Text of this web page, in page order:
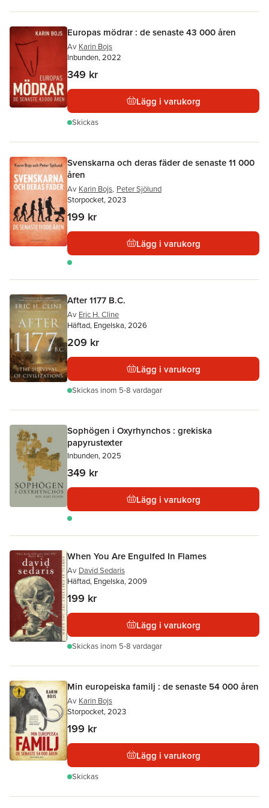
Europas mödrar : de senaste 43 000 åren
Av Karin Bojs
Inbunden, 2022
349 kr
Lägg i varukorg
Skickas
Svenskarna och deras fäder de senaste 11 000
åren
Av Karin Bojs, Peter Sjölund
Storpocket, 2023
199 kr
Lägg i varukorg
After 1177 B.C.
Av Eric H. Cline
Häftad, Engelska, 2026
209 kr
Lägg i varukorg
Skickas inom 5-8 vardagar
Sophögen i Oxyrhynchos : grekiska
papyrustexter
Inbunden, 2025
349 kr
Lägg i varukorg
When You Are Engulfed In Flames
Av David Sedaris
Häftad, Engelska, 2009
199 kr
Lägg i varukorg
Skickas inom 5-8 vardagar
Min europeiska familj : de senaste 54 000 åren
Av Karin Bojs
Storpocket, 2023
199 kr
Lägg i varukorg
Skickas